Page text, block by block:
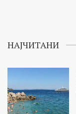
НАЈЧИТАНИ